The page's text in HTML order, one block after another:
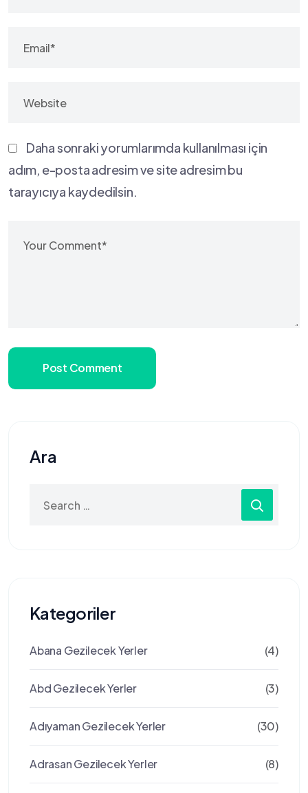
Daha sonraki yorumlarımda kullanılması için
adım, e-posta adresim ve site adresim bu
tarayıcıya kaydedilsin.
Post Comment
Ara
for:
Kategoriler
Abana Gezilecek Yerler (4)
Abd Gezilecek Yerler (3)
Adıyaman Gezilecek Yerler (30)
Adrasan Gezilecek Yerler (8)